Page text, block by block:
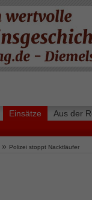
Einsätze Aus der
» Polizei stoppt Nacktläufer